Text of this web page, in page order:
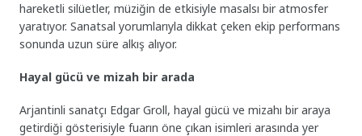
hareketli silüetler, müziğin de etkisiyle masalsı bir atmosfer
yaratıyor. Sanatsal yorumlarıyla dikkat çeken ekip performans
sonunda uzun süre alkış alıyor.
Hayal gücü ve mizah bir arada
Arjantinli sanatçı Edgar Groll, hayal gücü ve mizahı bir araya
getirdiği gösterisiyle fuarın öne çıkan isimleri arasında yer